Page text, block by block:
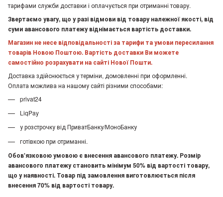
тарифами служби доставки і оплачується при отриманні товару.
Звертаємо увагу, що у разі відмови від товару належної якості, від
суми авансового платежу віднімається вартість доставки.
Магазин не несе відповідальності за тарифи та умови пересилання
товарів Новою Поштою. Вартість доставки Ви можете
самостійно розрахувати на сайті Нової Пошти.
Доставка здійснюється у терміни, домовленні при оформленні.
Оплата можлива на нашому сайті різними способами:
privat24
LiqPay
у розстрочку від ПриватБанку/МоноБанку
готівкою при отриманні.
Обов'язковою умовою є внесення авансового платежу. Розмір
авансового платежу становить мінімум 50% від вартості товару,
що у наявності. Товар під замовлення виготовлюється після
внесення 70% від вартості товару.